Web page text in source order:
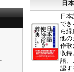
日
日
でき
ら
他の
作歌
収録
語、
認す